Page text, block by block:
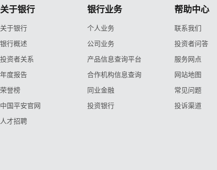
关于银行
关于银行
银行概述
投资者关系
年度报告
荣誉榜
中国平安官网
人才招聘
银行业务
个人业务
公司业务
产品信息查询平台
合作机构信息查询
同业金融
投资银行
帮助中心
联系我们
投资者问答
服务网点
网站地图
常见问题
投诉渠道